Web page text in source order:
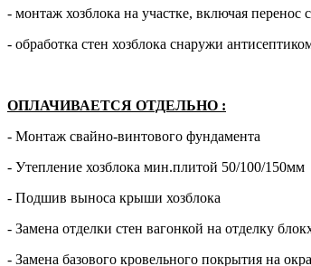
- монтаж хозблока на участке, включая перенос
- обработка стен хозблока снаружи
ОПЛАЧИВАЕТСЯ ОТДЕЛЬНО :
- Монтаж свайно-винтового фундамента
- Утепление хозблока мин.плитой 50/100/150мм
- Подшив выноса крыши хозблока
- Замена отделки стен вагонкой на отделку
- Замена базового кровельного покрытия на